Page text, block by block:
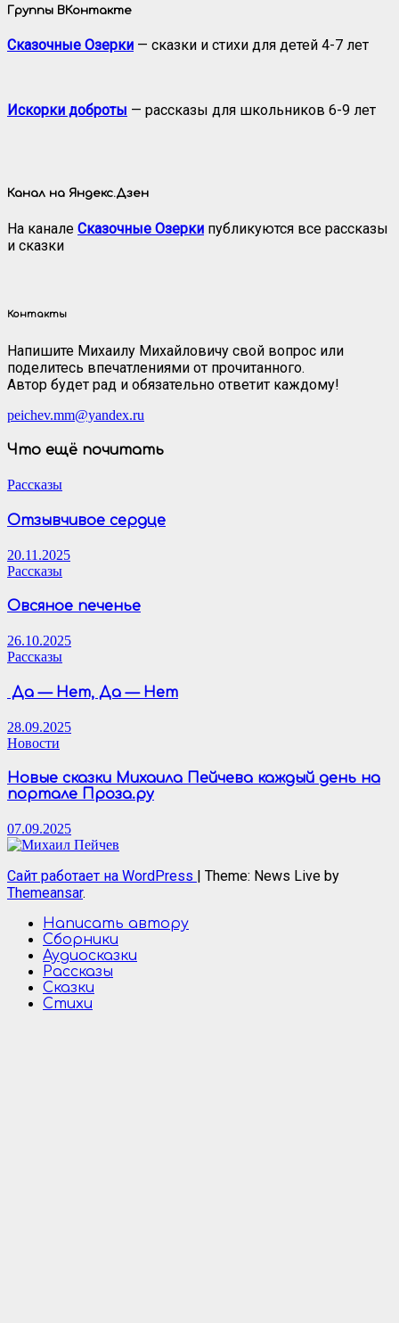
Группы ВКонтакте
Сказочные Озерки — сказки и стихи для детей 4-7 лет
Искорки доброты — рассказы для школьников 6-9 лет
Канал на Яндекс.Дзен
На канале Сказочные Озерки публикуются все рассказы
и сказки
Контакты
Напишите Михаилу Михайловичу свой вопрос или
поделитесь впечатлениями от прочитанного.
Автор будет рад и обязательно ответит каждому!
peichev.mm@yandex.ru
Что ещё почитать
Рассказы
Отзывчивое сердце
20.11.2025
Рассказы
Овсяное печенье
26.10.2025
Рассказы
Да — Нет, Да — Нет
28.09.2025
Новости
Новые сказки Михаила Пейчева каждый день на
портале Проза.ру
07.09.2025
Сайт работает на WordPress
Theme: News Live by
Themeansar.
Написать автору
Сборники
Аудиосказки
Рассказы
Сказки
Стихи